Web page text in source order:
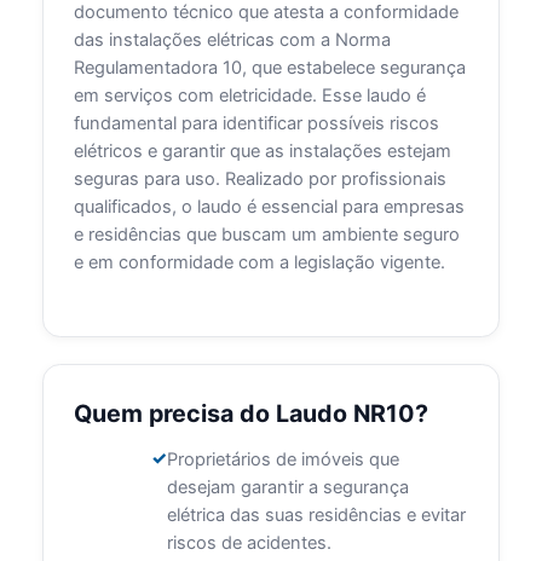
documento técnico que atesta a conformidade
das instalações elétricas com a Norma
Regulamentadora 10, que estabelece segurança
em serviços com eletricidade. Esse laudo é
fundamental para identificar possíveis riscos
elétricos e garantir que as instalações estejam
seguras para uso. Realizado por profissionais
qualificados, o laudo é essencial para empresas
e residências que buscam um ambiente seguro
e em conformidade com a legislação vigente.
Quem precisa do Laudo NR10?
Proprietários de imóveis que
desejam garantir a segurança
elétrica das suas residências e evitar
riscos de acidentes.